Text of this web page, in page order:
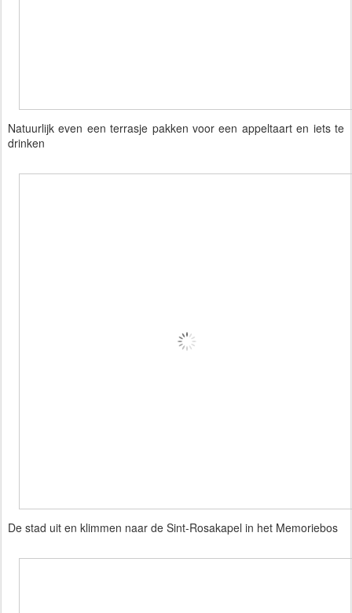
Natuurlijk even een terrasje pakken voor een appeltaart en iets te
drinken
De stad uit en klimmen naar de Sint-Rosakapel in het Memoriebos